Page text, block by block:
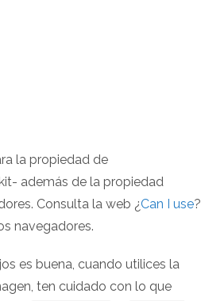
la propiedad de
además de la propiedad
Consulta la web ¿Can I use?,
navegadores.
es buena, cuando utilices la
ten cuidado con lo que